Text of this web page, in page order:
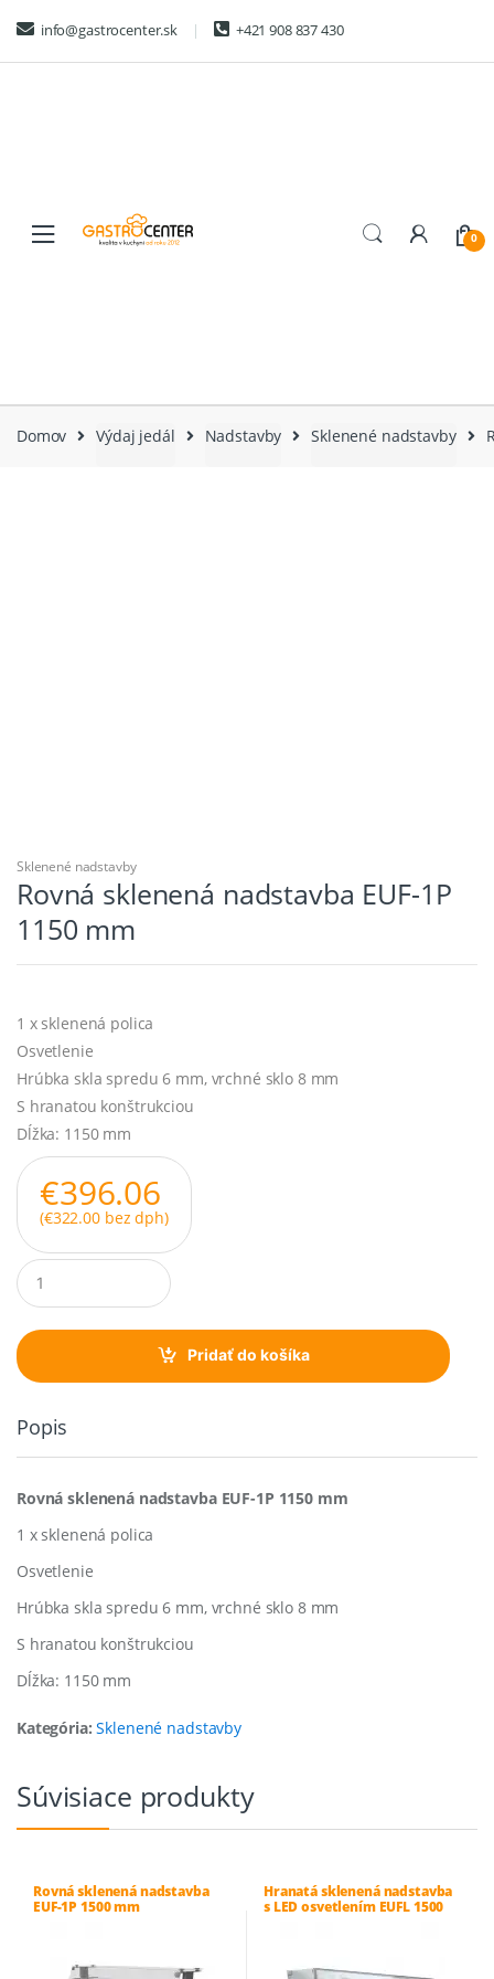
navigation
content
info@gastrocenter.sk +421 908 837 430
0
Domov Výdaj jedál Nadstavby Sklenené nadstavby
Sklenené nadstavby
Rovná sklenená nadstavba EUF-1P
1150 mm
1 x sklenená polica
Osvetlenie
Hrúbka skla spredu 6 mm, vrchné sklo 8 mm
S hranatou konštrukciou
Dĺžka: 1150 mm
€396.06
(€322.00bez dph)
Q
u
a
t
i
Pridať do košíka
Popis
Rovná sklenená nadstavba EUF-1P 1150 mm
1 x sklenená polica
Osvetlenie
Hrúbka skla spredu 6 mm, vrchné sklo 8 mm
S hranatou konštrukciou
Dĺžka: 1150 mm
Kategória:Sklenené nadstavby
Súvisiace produkty
Rovná sklenená nadstavba
EUF-1P 1500 mm
Hranatá sklenená nadstavba
s LED osvetlením EUFL 1500